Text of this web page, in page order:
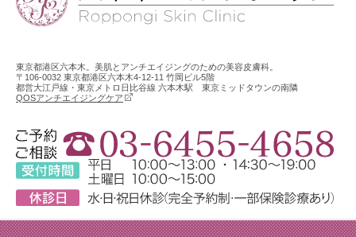
東京都港区六本木。美肌とアンチエイジングのための美容皮膚科。
〒106-0032 東京都港区六本木4-12-11 竹岡ビル5階
都営大江戸線・東京メトロ日比谷線 六本木駅 東京ミッドタウンの南隣
QOSアンチエイジングケア